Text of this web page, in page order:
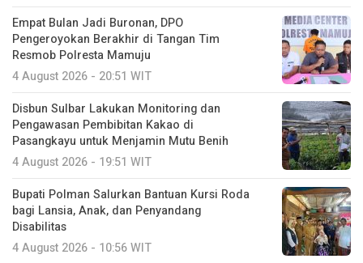
Empat Bulan Jadi Buronan, DPO
Pengeroyokan Berakhir di Tangan Tim
Resmob Polresta Mamuju
4 August 2026 - 20:51 WIT
Disbun Sulbar Lakukan Monitoring dan
Pengawasan Pembibitan Kakao di
Pasangkayu untuk Menjamin Mutu Benih
4 August 2026 - 19:51 WIT
Bupati Polman Salurkan Bantuan Kursi Roda
bagi Lansia, Anak, dan Penyandang
Disabilitas
4 August 2026 - 10:56 WIT